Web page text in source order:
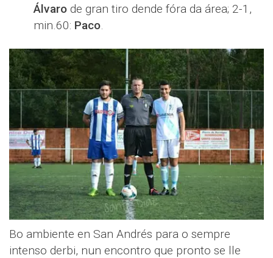
Álvaro de gran tiro dende fóra da área; 2-1,
min.60: Paco.
Bo ambiente en San Andrés para o sempre
intenso derbi, nun encontro que pronto se lle